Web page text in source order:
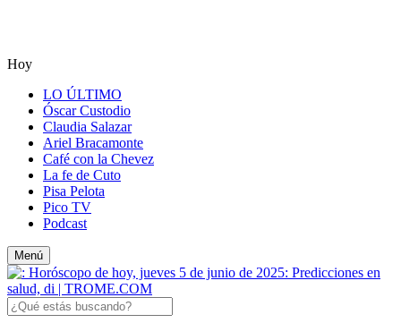
Hoy
LO ÚLTIMO
Óscar Custodio
Claudia Salazar
Ariel Bracamonte
Café con la Chevez
La fe de Cuto
Pisa Pelota
Pico TV
Podcast
Menú